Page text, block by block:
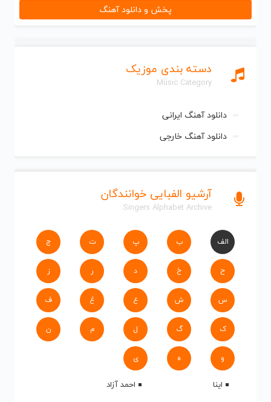
دسته بندی موزیک
Music Category
دانلود آهنگ ایرانی
دانلود آهنگ خارجی
آرشیو الفبایی خوانندگان
Singers Alphabet Archive
الف ب پ ت ج
ح خ د ر ز
س ش ع غ ف
ک گ ل م ن
و ه ی
اینا
احمد آزاد
پخش و دانلود آهنگ